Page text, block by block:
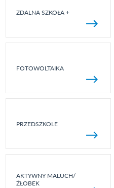
ZDALNA SZKOŁA +
FOTOWOLTAIKA
PRZEDSZKOLE
AKTYWNY MALUCH/
ŻŁOBEK